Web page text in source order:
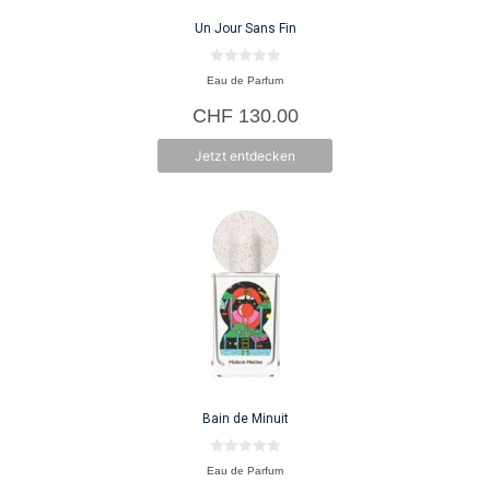
Un Jour Sans Fin
0
v
n
5
Eau de Parfum
CHF130.00
Jetzt entdecken
Bain de Minuit
0
v
Eau de Parfum